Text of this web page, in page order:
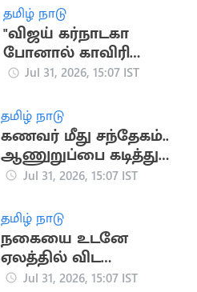
தமிழ் நாடு
"விஜய் கர்நாடகா
போனால் காவிரி
வந்துவிடாது" -
Jul 31, 2026, 15:07 IST
தமிழ் நாடு
கணவர் மீது சந்தேகம்..
ஆணுறுப்பை கடித்து
துப்பிய மனைவி
Jul 31, 2026, 15:07 IST
தமிழ் நாடு
நகையை உடனே
ஏலத்தில் விட
முடியாது.. ஆர்பிஐ
Jul 31, 2026, 15:07 IST